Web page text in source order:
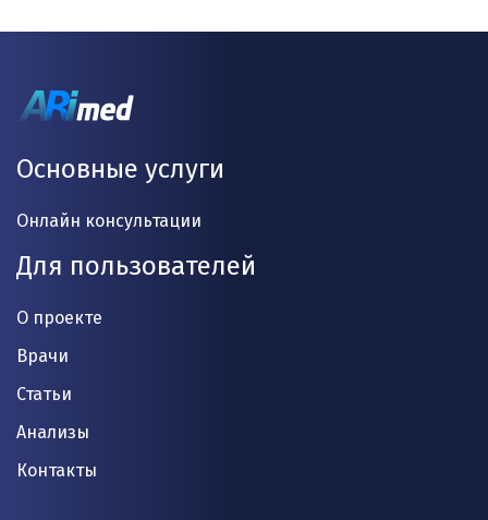
Основные услуги
Онлайн консультации
Для пользователей
О проекте
Врачи
Статьи
Анализы
Контакты